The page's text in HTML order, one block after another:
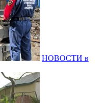
НОВОСТИ в